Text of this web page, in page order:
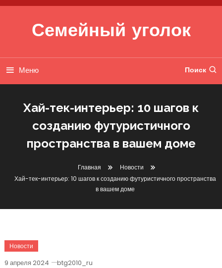
Перейти к содержимому
Семейный уголок
Меню Поиск
Хай-тек-интерьер: 10 шагов к
созданию футуристичного
пространства в вашем доме
Главная
Новости
Хай-тек-интерьер: 10 шагов к созданию футуристичного пространства
в вашем доме
Новости
9 апреля 2024 btg2010_ru